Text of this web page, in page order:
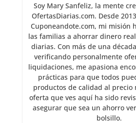
Soy Mary Sanfeliz, la mente
OfertasDiarias.com. Desde
Cuponeandote.com, mi misión
las familias a ahorrar dinero
diarias. Con más de una
verificando personalmente
liquidaciones, me apasiona
prácticas para que todos
productos de calidad al precio
oferta que ves aquí ha sido
asegurar que sea un ahorro
bolsillo.